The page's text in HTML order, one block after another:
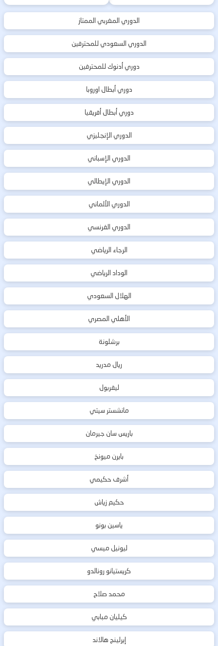
الدوري المغربي الممتاز
الدوري السعودي للمحترفين
دوري أدنوك للمحترفين
دوري أبطال اوروبا
دوري أبطال أفريقيا
الدوري الإنجليزي
الدوري الإسباني
الدوري الإيطالي
الدوري الألماني
الدوري الفرنسي
الرجاء الرياضي
الوداد الرياضي
الهلال السعودي
الأهلي المصري
برشلونة
ريال مدريد
ليفربول
مانشستر سيتي
باريس سان جيرمان
بايرن ميونخ
أشرف حكيمي
حكيم زياش
ياسين بونو
ليونيل ميسي
كريستيانو رونالدو
محمد صلاح
كيليان مبابي
إيرلينج هالاند